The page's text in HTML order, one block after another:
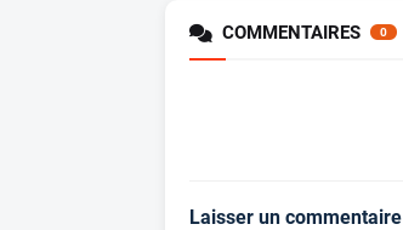
COMMENTAIRES 0
Laisser un commentaire